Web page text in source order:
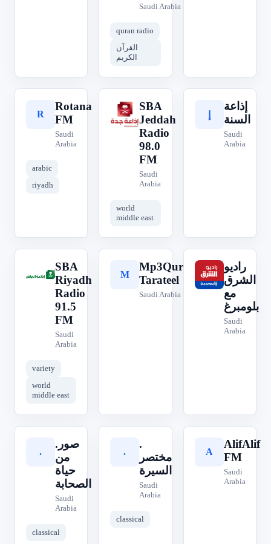
Saudi Arabia
quran radio
القرآن
الكريم
R
Rotana
FM
Saudi
Arabia
arabic
riyadh
S
SBA
Jeddah
Radio
98.0
FM
Saudi
Arabia
world
middle east
إذاعة
السنة
Saudi
Arabia
S
SBA
Riyadh
Radio
91.5
FM
Saudi
Arabia
variety
world
middle east
M
Mp3Quran
Tarateel
Saudi Arabia
ر
راديو
الشرق
مع
بلومبرغ
Saudi
Arabia
.
.صور
من
حياة
الصحابة
Saudi
Arabia
classical
.
.
مختصر
السيرة
Saudi
Arabia
classical
A
AlifAlif
FM
Saudi
Arabia